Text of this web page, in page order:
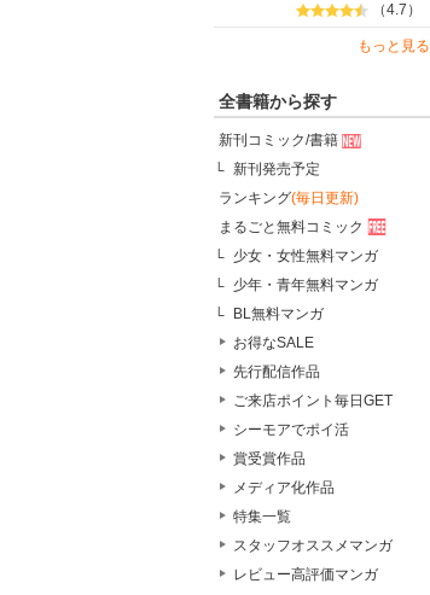
（4.7）
もっと見る
全書籍から探す
新刊コミック/書籍
新刊発売予定
ランキング(毎日更新)
まるごと無料コミック
少女・女性無料マンガ
少年・青年無料マンガ
BL無料マンガ
お得なSALE
先行配信作品
ご来店ポイント毎日GET
シーモアでポイ活
賞受賞作品
メディア化作品
特集一覧
スタッフオススメマンガ
レビュー高評価マンガ